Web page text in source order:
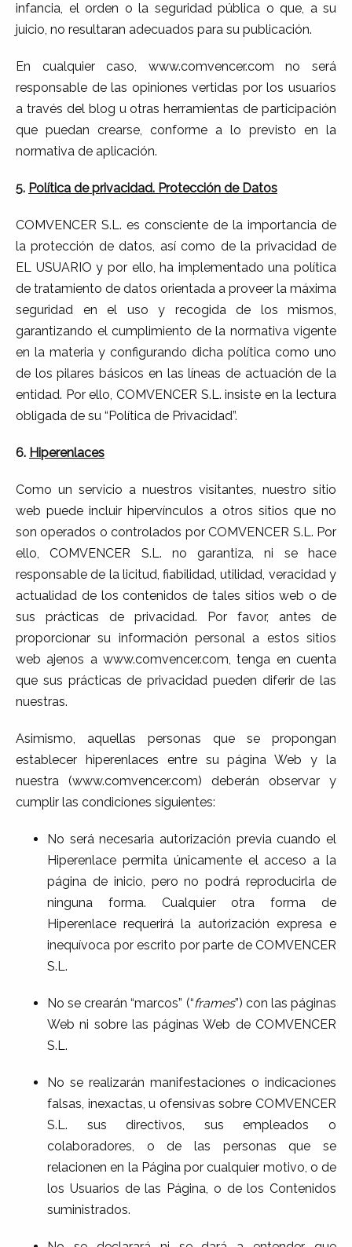
infancia, el orden o la seguridad pública o que, a su
juicio, no resultaran adecuados para su publicación.
En cualquier caso, www.comvencer.com no será
responsable de las opiniones vertidas por los usuarios
a través del blog u otras herramientas de participación
que puedan crearse, conforme a lo previsto en la
normativa de aplicación.
5. Política de privacidad. Protección de Datos
COMVENCER S.L. es consciente de la importancia de
la protección de datos, así como de la privacidad de
EL USUARIO y por ello, ha implementado una política
de tratamiento de datos orientada a proveer la máxima
seguridad en el uso y recogida de los mismos,
garantizando el cumplimiento de la normativa vigente
en la materia y configurando dicha política como uno
de los pilares básicos en las líneas de actuación de la
entidad. Por ello, COMVENCER S.L. insiste en la lectura
obligada de su “Política de Privacidad”.
6. Hiperenlaces
Como un servicio a nuestros visitantes, nuestro sitio
web puede incluir hipervínculos a otros sitios que no
son operados o controlados por COMVENCER S.L. Por
ello, COMVENCER S.L. no garantiza, ni se hace
responsable de la licitud, fiabilidad, utilidad, veracidad y
actualidad de los contenidos de tales sitios web o de
sus prácticas de privacidad. Por favor, antes de
proporcionar su información personal a estos sitios
web ajenos a www.comvencer.com, tenga en cuenta
que sus prácticas de privacidad pueden diferir de las
nuestras.
Asimismo, aquellas personas que se propongan
establecer hiperenlaces entre su página Web y la
nuestra (www.comvencer.com) deberán observar y
cumplir las condiciones siguientes:
No será necesaria autorización previa cuando el
Hiperenlace permita únicamente el acceso a la
página de inicio, pero no podrá reproducirla de
ninguna forma. Cualquier otra forma de
Hiperenlace requerirá la autorización expresa e
inequívoca por escrito por parte de COMVENCER
S.L.
No se crearán “marcos” (“frames”) con las páginas
Web ni sobre las páginas Web de COMVENCER
S.L.
No se realizarán manifestaciones o indicaciones
falsas, inexactas, u ofensivas sobre COMVENCER
S.L. sus directivos, sus empleados o
colaboradores, o de las personas que se
relacionen en la Página por cualquier motivo, o de
los Usuarios de las Página, o de los Contenidos
suministrados.